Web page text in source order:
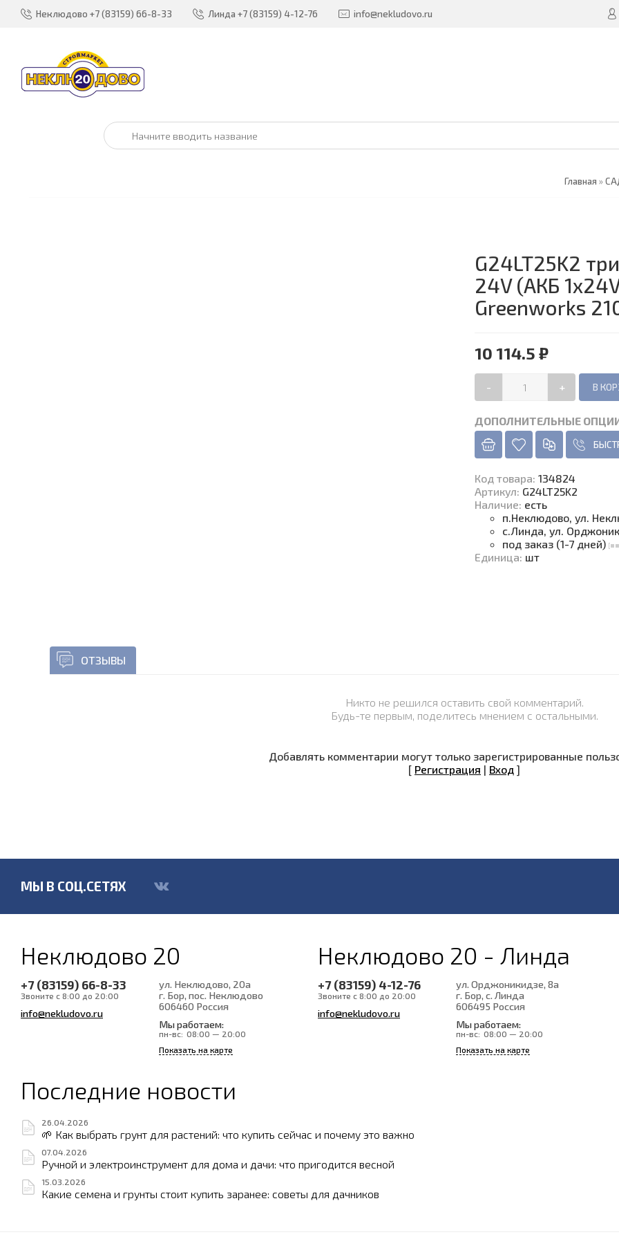
Неклюдово +7 (83159) 66-8-33 Линда +7 (83159) 4-12-76 info@nekludovo.ru
Главная »
G24LT25K2
24V (АКБ
Greenworks
10 114.5 ₽
- +
ДОПОЛНИТЕЛЬНЫЕ
Код товара: 134824
Артикул: G24LT25K2
Наличие: есть
п.Неклюдово, ул.
с.Линда, ул.
под заказ (1-7 дней)
Единица: шт
ОТЗЫВЫ
Никто не решился оставить свой комментарий.
Будь-те первым, поделитесь мнением с остальными.
Добавлять комментарии могут только зарегистрированные
[ Регистрация | Вход ]
МЫ В СОЦ.СЕТЯХ
Неклюдово 20
+7 (83159) 66-8-33
Звоните с 8:00 до 20:00
info@nekludovo.ru
ул. Неклюдово, 20а
г. Бор, пос. Неклюдово
606460 Россия
Мы работаем:
пн-вс: 08:00 — 20:00
Показать на карте
Неклюдово 20 - Линда
+7 (83159) 4-12-76
Звоните с 8:00 до 20:00
info@nekludovo.ru
ул. Орджоникидзе, 8а
г. Бор, с. Линда
606495 Россия
Мы работаем:
пн-вс: 08:00 — 20:00
Показать на карте
Последние новости
26.04.2026
🌱 Как выбрать грунт для растений: что купить сейчас и почему это важно
07.04.2026
Ручной и электроинструмент для дома и дачи: что пригодится весной
15.03.2026
Какие семена и грунты стоит купить заранее: советы для дачников